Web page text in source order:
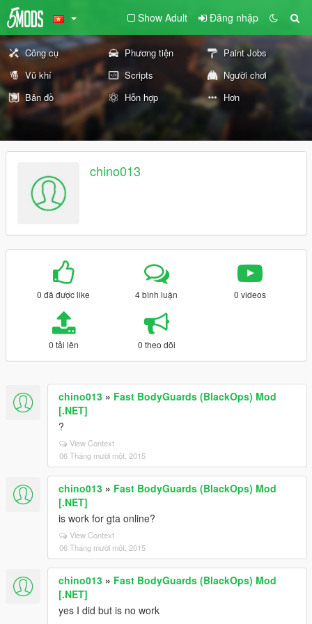
Show Adult Đăng nhập
Công cụ Phương tiện
Paint Jobs
Vũ khí
Scripts
Người chơi
Bản đồ
Hỗn hợp Hơn
chino013
0 đã được like 4 bình luận 0 videos
0 tải lên 0 theo dõi
chino013 » Fast BodyGuards (BlackOps) Mod
[.NET]
?
View Context
06 Tháng mười một, 2015
chino013 » Fast BodyGuards (BlackOps) Mod
[.NET]
is work for gta online?
View Context
06 Tháng mười một, 2015
chino013 » Fast BodyGuards (BlackOps) Mod
[.NET]
yes I did but is no work